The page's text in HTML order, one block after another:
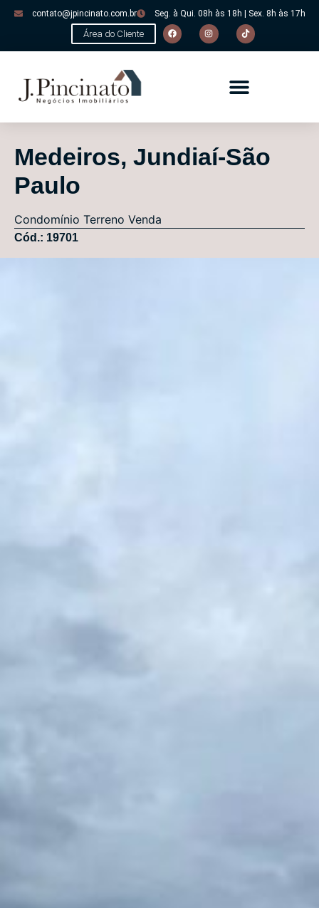
contato@jpincinato.com.br Seg. à Qui. 08h às 18h | Sex. 8h às 17h
Área do Cliente
Medeiros, Jundiaí-São
Paulo
Condomínio Terreno Venda
Cód.: 19701